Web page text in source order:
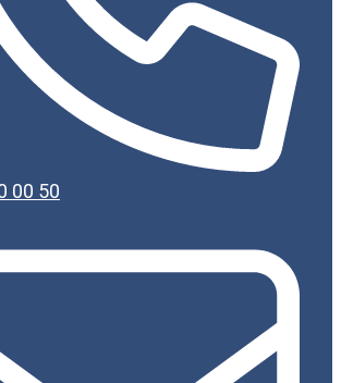
00 50